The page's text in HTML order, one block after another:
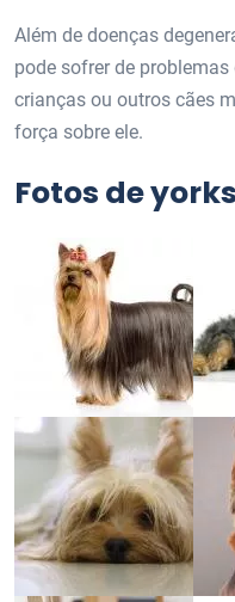
Além de doenças
pode sofrer de
crianças ou outros cães
força sobre ele.
Fotos de